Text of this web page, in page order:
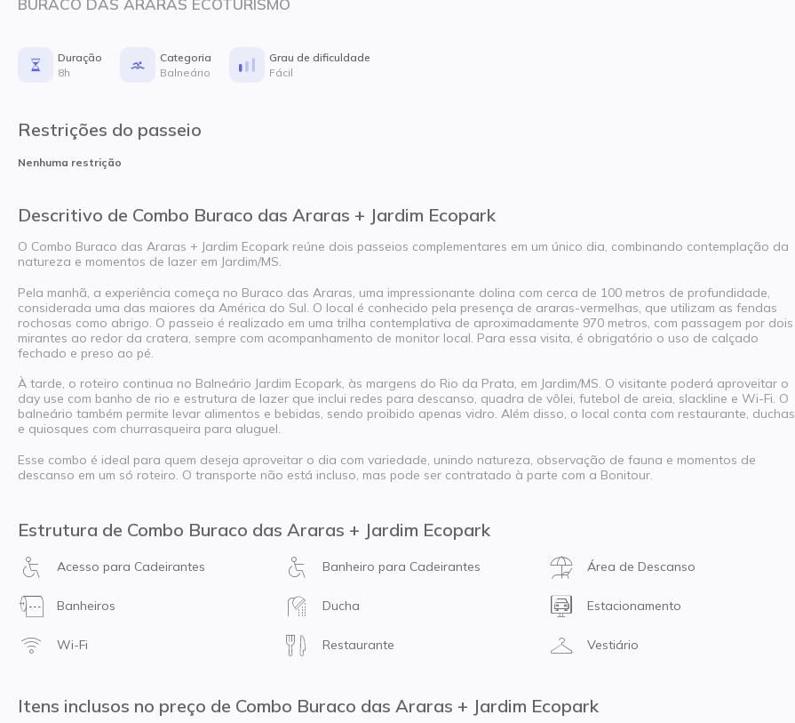
BURACO DAS ARARAS ECOTURISMO
Duração
8h
Categoria
Balneário
Grau de dificuldade
Fácil
Restrições do passeio
Nenhuma restrição
Descritivo de Combo Buraco das Araras + Jardim Ecopark
O Combo Buraco das Araras + Jardim Ecopark reúne dois passeios complementares em um único dia, combinando contemplação da
natureza e momentos de lazer em Jardim/MS.
Pela manhã, a experiência começa no Buraco das Araras, uma impressionante dolina com cerca de 100 metros de profundidade,
considerada uma das maiores da América do Sul. O local é conhecido pela presença de araras-vermelhas, que utilizam as fendas
rochosas como abrigo. O passeio é realizado em uma trilha contemplativa de aproximadamente 970 metros, com passagem por dois
mirantes ao redor da cratera, sempre com acompanhamento de monitor local. Para essa visita, é obrigatório o uso de calçado
fechado e preso ao pé.
À tarde, o roteiro continua no Balneário Jardim Ecopark, às margens do Rio da Prata, em Jardim/MS. O visitante poderá aproveitar o
day use com banho de rio e estrutura de lazer que inclui redes para descanso, quadra de vôlei, futebol de areia, slackline e Wi-Fi. O
balneário também permite levar alimentos e bebidas, sendo proibido apenas vidro. Além disso, o local conta com restaurante, duchas
e quiosques com churrasqueira para aluguel.
Esse combo é ideal para quem deseja aproveitar o dia com variedade, unindo natureza, observação de fauna e momentos de
descanso em um só roteiro. O transporte não está incluso, mas pode ser contratado à parte com a Bonitour.
Estrutura de Combo Buraco das Araras + Jardim Ecopark
Acesso para Cadeirantes Banheiro para Cadeirantes Área de Descanso
Banheiros Ducha Estacionamento
Wi-Fi Restaurante Vestiário
Itens inclusos no preço de Combo Buraco das Araras + Jardim Ecopark